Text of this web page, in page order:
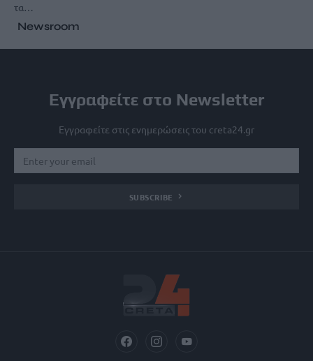
τα…
Newsroom
Εγγραφείτε στο Newsletter
Εγγραφείτε στις ενημερώσεις του creta24.gr
SUBSCRIBE